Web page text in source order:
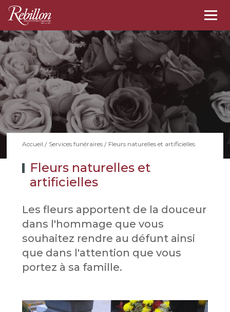
Accueil Services funéraires Fleurs naturelles et artificielles
Fleurs naturelles et
artificielles
Les fleurs apportent de la douceur
dans l'hommage que vous
souhaitez rendre au défunt ainsi
que dans l'attention que vous
portez à sa famille.